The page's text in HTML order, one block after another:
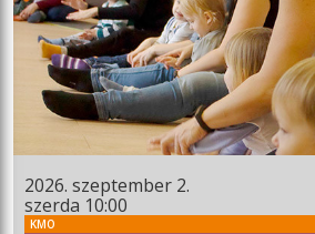
2026. szeptember 2.
szerda 10:00
KMO